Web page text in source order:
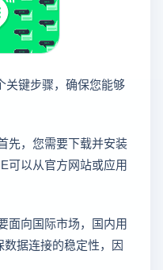
关键步骤，确保您能够
先，您需要下载并安装
可以从官方网站或应用
面向国际市场，国内用
据连接的稳定性，因